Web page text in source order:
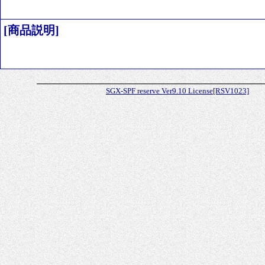
[商品説明]
SGX-SPF reserve Ver9.10 License[RSV1023]